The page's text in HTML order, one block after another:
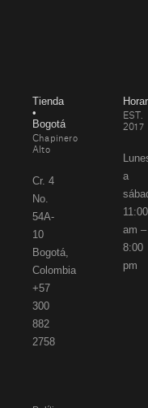
Tienda
•
Bogotá
Chapinero
Alto
Cr. 4
No.
54A-
10
Bogotá,
Colombia
+57
300
882
2758
EST.
2017
a
11:00
am –
8:00
pm